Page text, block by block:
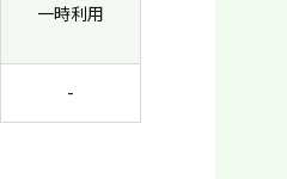
一時利用
-